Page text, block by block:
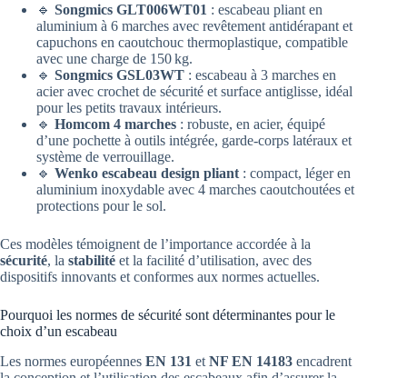
🔹 Songmics GLT006WT01 : escabeau pliant en
aluminium à 6 marches avec revêtement antidérapant et
capuchons en caoutchouc thermoplastique, compatible
avec une charge de 150 kg.
🔹 Songmics GSL03WT : escabeau à 3 marches en
acier avec crochet de sécurité et surface antiglisse, idéal
pour les petits travaux intérieurs.
🔹 Homcom 4 marches : robuste, en acier, équipé
d’une pochette à outils intégrée, garde-corps latéraux et
système de verrouillage.
🔹 Wenko escabeau design pliant : compact, léger en
aluminium inoxydable avec 4 marches caoutchoutées et
protections pour le sol.
Ces modèles témoignent de l’importance accordée à la
sécurité, la stabilité et la facilité d’utilisation, avec des
dispositifs innovants et conformes aux normes actuelles.
Pourquoi les normes de sécurité sont déterminantes pour le
choix d’un escabeau
Les normes européennes EN 131 et NF EN 14183 encadrent